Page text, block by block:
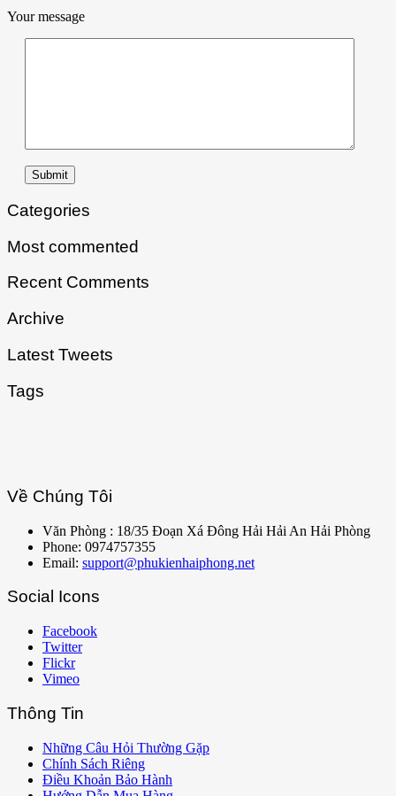
Your message
Submit
Categories
Most commented
Recent Comments
Archive
Latest Tweets
Tags
Về Chúng Tôi
Văn Phòng : 18/35 Đoạn Xá Đông Hải Hải An Hải Phòng
Phone: 0974757355
Email: support@phukienhaiphong.net
Social Icons
Facebook
Twitter
Flickr
Vimeo
Thông Tin
Những Câu Hỏi Thường Gặp
Chính Sách Riêng
Điều Khoản Bảo Hành